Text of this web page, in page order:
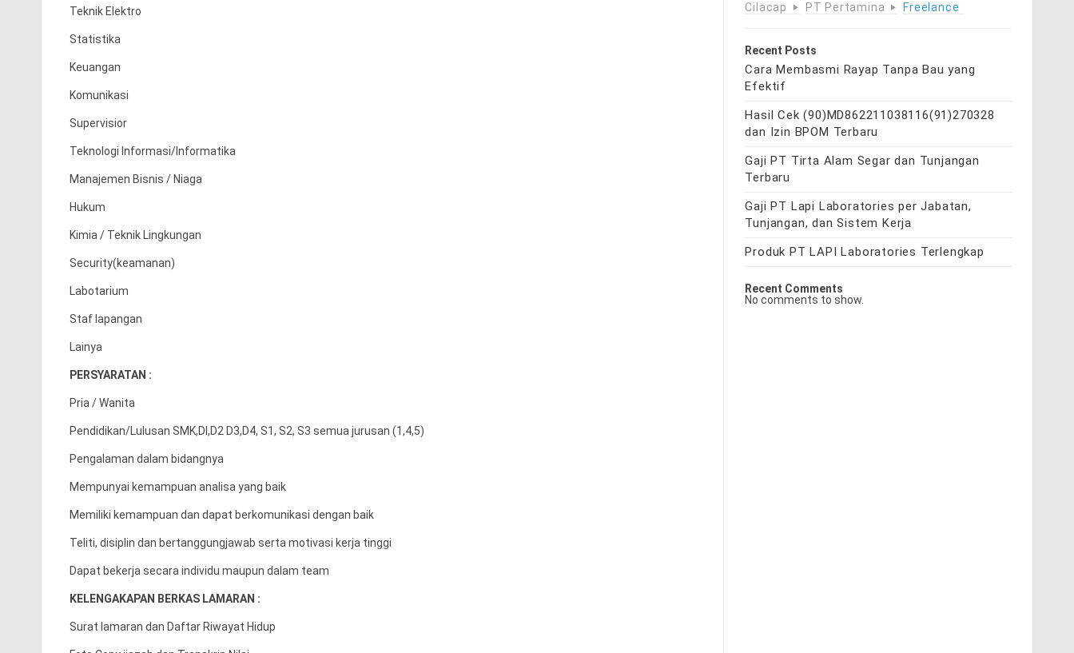
Teknik Elektro
Statistika
Keuangan
Komunikasi
Supervisior
Teknologi Informasi/Informatika
Manajemen Bisnis / Niaga
Hukum
Kimia / Teknik Lingkungan
Security(keamanan)
Labotarium
Staf lapangan
Lainya
PERSYARATAN :
Pria / Wanita
Pendidikan/Lulusan SMK,DI,D2 D3,D4, S1, S2, S3 semua jurusan (1,4,5)
Pengalaman dalam bidangnya
Mempunyai kemampuan analisa yang baik
Memiliki kemampuan dan dapat berkomunikasi dengan baik
Teliti, disiplin dan bertanggungjawab serta motivasi kerja tinggi
Dapat bekerja secara individu maupun dalam team
KELENGAKAPAN BERKAS LAMARAN :
Surat lamaran dan Daftar Riwayat Hidup
Cilacap PT Pertamina Freelance
Recent Posts
Cara Membasmi Rayap Tanpa Bau yang
Efektif
Hasil Cek (90)MD862211038116(91)270328
dan Izin BPOM Terbaru
Gaji PT Tirta Alam Segar dan Tunjangan
Terbaru
Gaji PT Lapi Laboratories per Jabatan,
Tunjangan, dan Sistem Kerja
Produk PT LAPI Laboratories Terlengkap
Recent Comments
No comments to show.